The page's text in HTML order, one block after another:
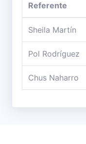
Referente
Sheila Martín
Pol Rodríguez
Chus Naharro